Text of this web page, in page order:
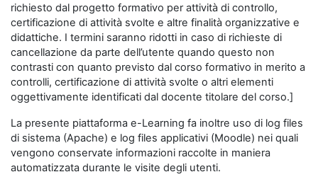
richiesto dal progetto formativo per attività di controllo,
certificazione di attività svolte e altre finalità organizzative e
didattiche. I termini saranno ridotti in caso di richieste di
cancellazione da parte dell’utente quando questo non
contrasti con quanto previsto dal corso formativo in merito a
controlli, certificazione di attività svolte o altri elementi
oggettivamente identificati dal docente titolare del corso.]
La presente piattaforma e-Learning fa inoltre uso di log files
di sistema (Apache) e log files applicativi (Moodle) nei quali
vengono conservate informazioni raccolte in maniera
automatizzata durante le visite degli utenti.